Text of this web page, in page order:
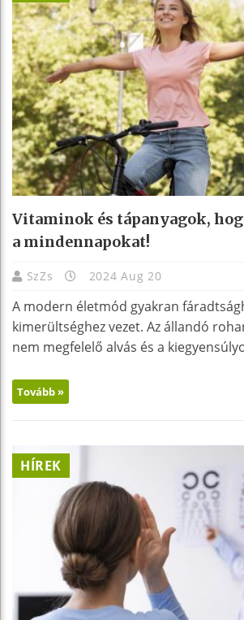
Vitaminok és tápanyagok,
a mindennapokat!
SzZs 2024 Aug 20
A modern életmód gyakran
kimerültséghez vezet. Az állandó
nem megfelelő alvás és a
Tovább »
HÍREK